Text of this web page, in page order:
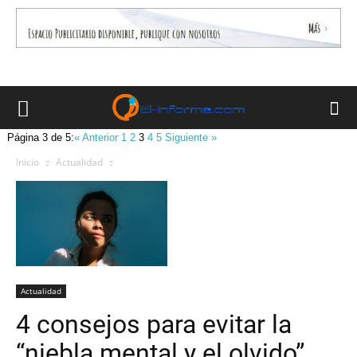
Página 3 de 5:« Anterior 1 2 34 5 Siguiente »
Inicio Actualidad
Actualidad
4 consejos para evitar la